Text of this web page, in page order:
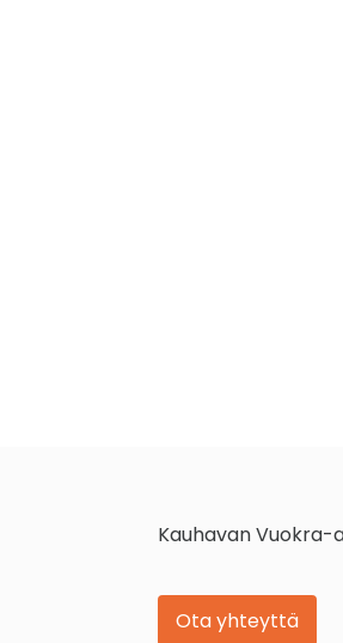
Kauhavan Vuokra-
Ota yhteyttä